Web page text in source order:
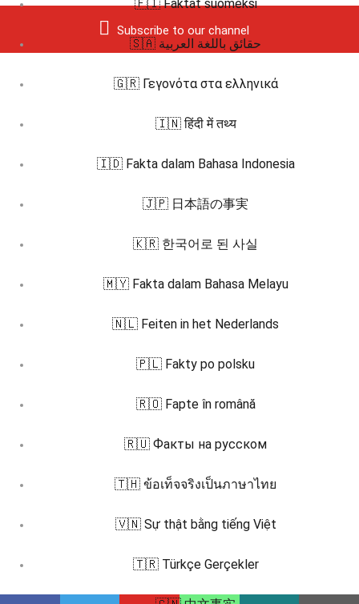
Subscribe to our channel
🇫🇮 Faktat suomeksi
🇸🇦 حقائق باللغة العربية
🇬🇷 Γεγονότα στα ελληνικά
🇮🇳 हिंदी में तथ्य
🇮🇩 Fakta dalam Bahasa Indonesia
🇯🇵 日本語の事実
🇰🇷 한국어로 된 사실
🇲🇾 Fakta dalam Bahasa Melayu
🇳🇱 Feiten in het Nederlands
🇵🇱 Fakty po polsku
🇷🇴 Fapte în română
🇷🇺 Факты на русском
🇹🇭 ข้อเท็จจริงเป็นภาษาไทย
🇻🇳 Sự thật bằng tiếng Việt
🇹🇷 Türkçe Gerçekler